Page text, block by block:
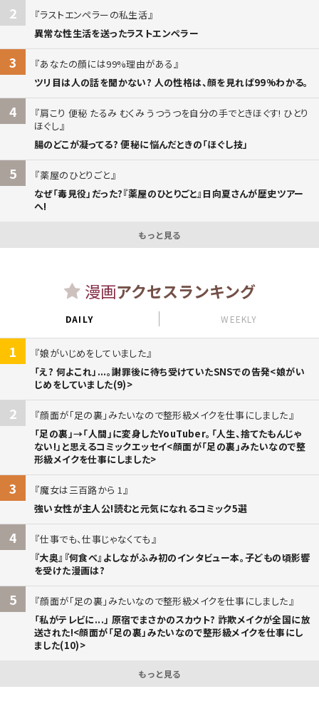
2
ラストエンペラーの私生活
異常な性生活を送ったラストエンペラー
3
あなたの顔には99%理由がある
ツリ目は人の話を聞かない? 人の性格は、顔を見れば99%わかる。
4
肩こり 便秘 たるみ むくみ うつうつを自分の手でときほぐす! ひとり
ほぐし
腸のどこが凝ってる? 便秘に悩んだときの「ほぐし技」
5
薬屋のひとりごと
なぜ「毒見役」だった?『薬屋のひとりごと』日向夏さんが歴史ツアー
へ!
もっと見る
漫画アクセスランキング
DAILY WEEKLY
1
娘がいじめをしていました
「え? 何よこれ」...。謝罪後に待ち受けていたSNSでの告発<娘がい
じめをしていました(9)>
2
顔面が「足の裏」みたいなので整形級メイクを仕事にしました
「足の裏」→「人間」に変身したYouTuber。「人生、捨てたもんじゃ
ない!」と思えるコミックエッセイ<顔面が「足の裏」みたいなので整
形級メイクを仕事にしました>
3
魔女は三百路から 1
強い女性が主人公!読むと元気になれるコミック5選
4
仕事でも、仕事じゃなくても
『大奥』『何食べ』よしながふみ初のインタビュー本。子どもの頃影響
を受けた漫画は?
5
顔面が「足の裏」みたいなので整形級メイクを仕事にしました
「私がテレビに...」 原宿でまさかのスカウト? 詐欺メイクが全国に放
送された!<顔面が「足の裏」みたいなので整形級メイクを仕事にし
ました(10)>
もっと見る